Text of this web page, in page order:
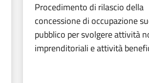
Procedimento di rilascio della
concessione di occupazione
pubblico per svolgere attività
imprenditoriali e attività